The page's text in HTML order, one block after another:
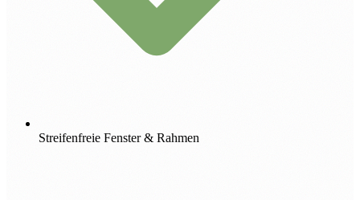
Streifenfreie Fenster & Rahmen